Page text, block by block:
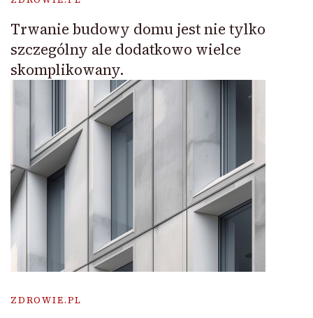
Trwanie budowy domu jest nie tylko
szczególny ale dodatkowo wielce
skomplikowany.
ZDROWIE.PL